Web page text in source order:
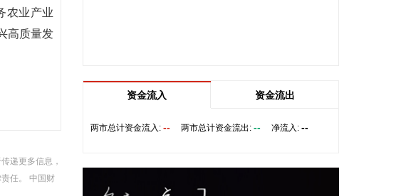
农业产业
高质量发
递更多信息，
任。 中国财
部门、国家海洋环境预报中心、自然资源部海洋减灾
会商研判、预报预警以及灾害调查评估等工作。受此
资金流入 资金流出
两市总计资金流入: -- 两市总计资金流出: -- 净流入: --